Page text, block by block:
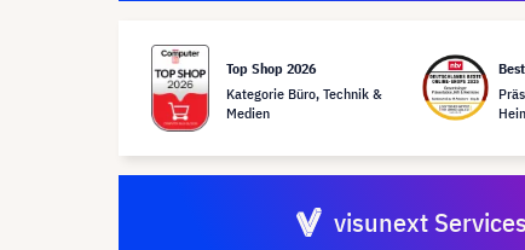
Top Shop 2026
Kategorie Büro, Technik &
Medien
visunext Services